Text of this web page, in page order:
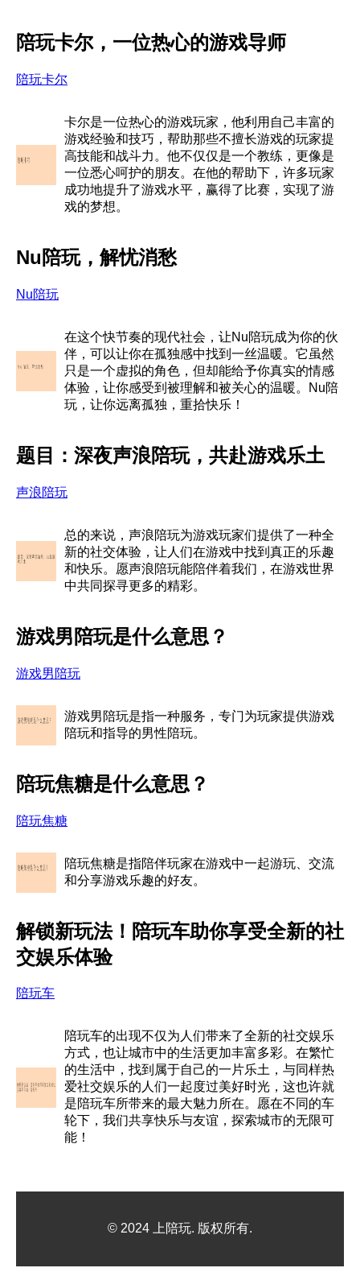
陪玩卡尔，一位热心的游戏导师
陪玩卡尔
卡尔是一位热心的游戏玩家，他利用自己丰富的
游戏经验和技巧，帮助那些不擅长游戏的玩家提
高技能和战斗力。他不仅仅是一个教练，更像是
一位悉心呵护的朋友。在他的帮助下，许多玩家
成功地提升了游戏水平，赢得了比赛，实现了游
戏的梦想。
Nu陪玩，解忧消愁
Nu陪玩
在这个快节奏的现代社会，让Nu陪玩成为你的伙
伴，可以让你在孤独感中找到一丝温暖。它虽然
只是一个虚拟的角色，但却能给予你真实的情感
体验，让你感受到被理解和被关心的温暖。Nu陪
玩，让你远离孤独，重拾快乐！
题目：深夜声浪陪玩，共赴游戏乐土
声浪陪玩
总的来说，声浪陪玩为游戏玩家们提供了一种全
新的社交体验，让人们在游戏中找到真正的乐趣
和快乐。愿声浪陪玩能陪伴着我们，在游戏世界
中共同探寻更多的精彩。
游戏男陪玩是什么意思？
游戏男陪玩
游戏男陪玩是指一种服务，专门为玩家提供游戏
陪玩和指导的男性陪玩。
陪玩焦糖是什么意思？
陪玩焦糖
陪玩焦糖是指陪伴玩家在游戏中一起游玩、交流
和分享游戏乐趣的好友。
解锁新玩法！陪玩车助你享受全新的社
交娱乐体验
陪玩车
陪玩车的出现不仅为人们带来了全新的社交娱乐
方式，也让城市中的生活更加丰富多彩。在繁忙
的生活中，找到属于自己的一片乐土，与同样热
爱社交娱乐的人们一起度过美好时光，这也许就
是陪玩车所带来的最大魅力所在。愿在不同的车
轮下，我们共享快乐与友谊，探索城市的无限可
能！
© 2024 上陪玩. 版权所有.